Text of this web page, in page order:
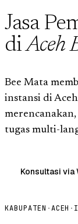
Jasa
diAceh
Bee Mata
instansi di
tugas multi-
Konsultasi via
KABUPATEN ·ACEH ·